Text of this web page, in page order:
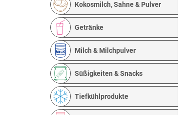
Kokosmilch, Sahne & Pulver
Getränke
Milch & Milchpulver
Süßigkeiten & Snacks
Tiefkühlprodukte